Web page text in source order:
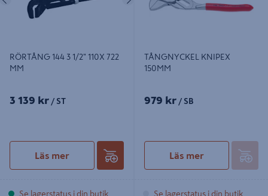
RÖRTÅNG 144 3 1/2" 110X 722
MM
3 139 kr / ST
Läs mer
Se lagerstatus i din butik
TÅNGNYCKEL KNIPEX
150MM
979 kr / SB
Läs mer
Se lagerstatus i din butik